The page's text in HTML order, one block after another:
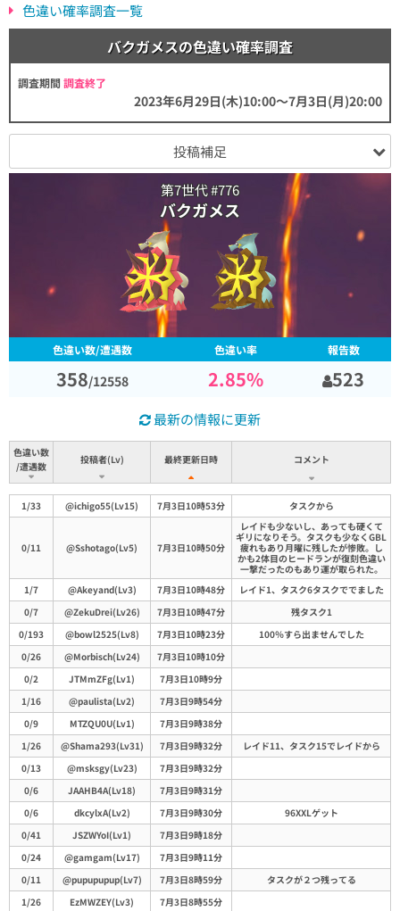
色違い確率調査一覧
バクガメスの色違い確率調査
調査期間 調査終了
2023年6月29日(木)10:00～7月3日(月)20:00
投稿補足
第7世代 #776
バクガメス
色違い数/遭遇数 色違い率 報告数
358/12558 2.85% 523
最新の情報に更新
色違い数
/遭遇数
投稿者(Lv) 最終更新日時 コメント
色違い数
/遭遇数
投稿者(Lv) 最終更新日時 コメント
1/33 @ichigo55(Lv15) 7月3日10時53分 タスクから
0/11 @Sshotago(Lv5) 7月3日10時50分
レイドも少ないし、あっても硬くて
ギリになりそう。タスクも少なくGBL
疲れもあり月曜に残したが惨敗。し
かも2体目のヒードランが復刻色違い
一撃だったのもあり運が取られた。
1/7
@Akeyand(Lv3) 7月3日10時48分
レイド1、タスク6タスクででました
0/7
@ZekuDrei(Lv26) 7月3日10時47分
残タスク1
0/193
@bowl2525(Lv8) 7月3日10時23分
100％すら出ませんでした
0/26
@Morbisch(Lv24)
7月3日10時10分
0/2
JTMmZFg(Lv1)
7月3日10時9分
1/16
@paulista(Lv2)
7月3日9時54分
0/9
MTZQU0U(Lv1)
7月3日9時38分
1/26
@Shama293(Lv31) 7月3日9時32分
レイド11、タスク15でレイドから
0/13
@msksgy(Lv23)
7月3日9時32分
0/6
JAAHB4A(Lv18)
7月3日9時31分
0/6
dkcylxA(Lv2) 7月3日9時30分
96XXLゲット
0/41
JSZWYoI(Lv1)
7月3日9時18分
0/24
@gamgam(Lv17)
7月3日9時11分
0/11
@pupupupup(Lv7) 7月3日8時59分
タスクが２つ残ってる
1/26
EzMWZEY(Lv3) 7月3日8時55分